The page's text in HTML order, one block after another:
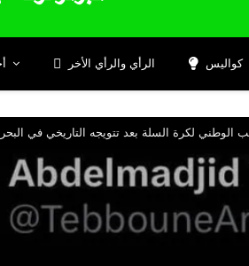
الرأي والرأي الأخر كواليس
الوطني لكرة السلة بعد تتويجه التاريخي في